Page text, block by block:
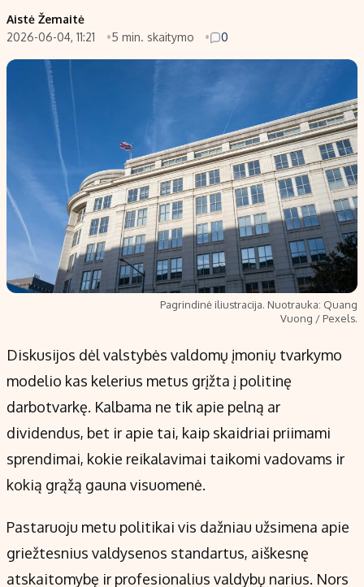
Aistė Žemaitė
2026-06-04, 11:21
5 min. skaitymo 0
Pagrindinė iliustracija. Nuotrauka: Quang
Vuong / Pexels.
Diskusijos dėl valstybės valdomų įmonių tvarkymo
modelio kas kelerius metus grįžta į politinę
darbotvarkę. Kalbama ne tik apie pelną ar
dividendus, bet ir apie tai, kaip skaidriai priimami
sprendimai, kokie reikalavimai taikomi vadovams ir
kokią grąžą gauna visuomenė.
Pastaruoju metu politikai vis dažniau užsimena apie
griežtesnius valdysenos standartus, aiškesnę
atskaitomybę ir profesionalius valdybų narius. Nors